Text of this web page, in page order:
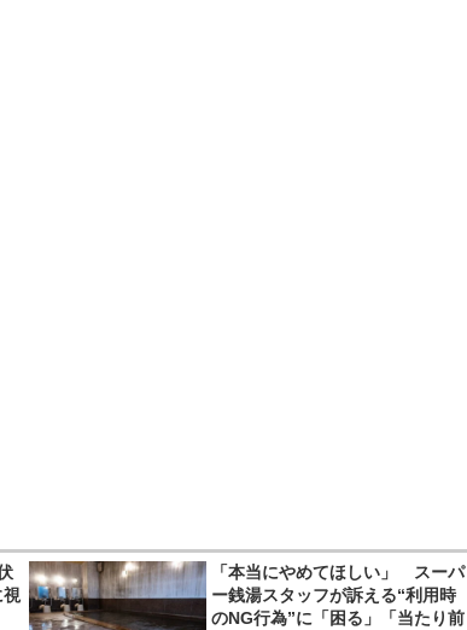
視
「本当にやめてほしい」 スーパ
ー銭湯スタッフが訴える“利用時
のNG行為”に「困る」「当たり前